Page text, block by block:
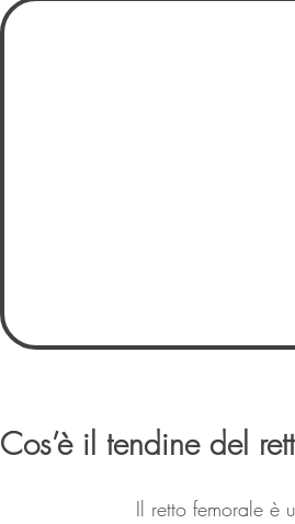
Cos’è il tendine del
Il retto femorale è